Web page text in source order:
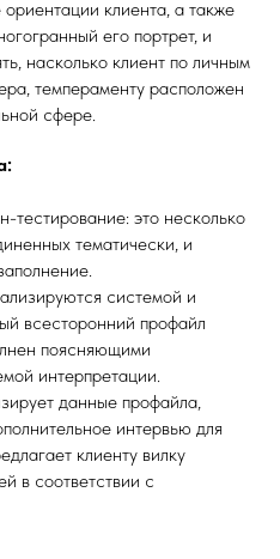
клиента, а также
его портрет, и
насколько клиент по личным
темпераменту расположен
сфере.
тестирование: это несколько
тематически, и
системой и
всесторонний профайл
поясняющими
интерпретации.
данные профайла,
интервью для
клиенту вилку
в соответствии с